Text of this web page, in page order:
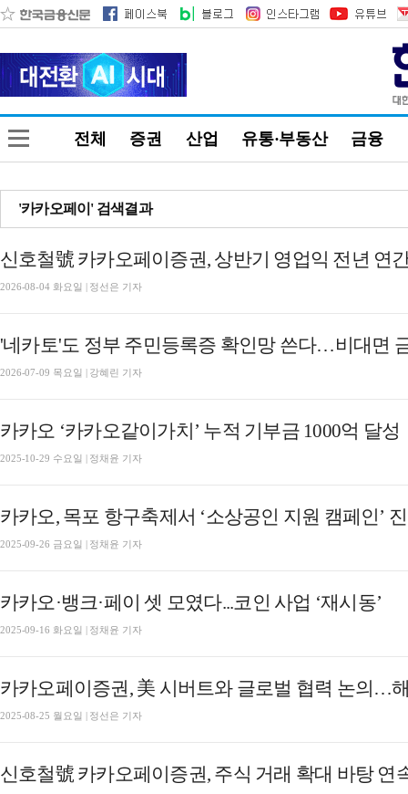
전체 증권 산업 유통·부동산 금융
'카카오페이' 검색결과
2026-08-04 화요일 | 정선은 기자
'네카토'도 정부 주민등록증 확인망 쓴다…비대면
2026-07-09 목요일 | 강혜린 기자
카카오 ‘카카오같이가치’ 누적 기부금 1000억 달성
2025-10-29 수요일 | 정채윤 기자
카카오, 목포 항구축제서 ‘소상공인 지원 캠페인’
2025-09-26 금요일 | 정채윤 기자
카카오·뱅크·페이 셋 모였다...코인 사업 ‘재시동’
2025-09-16 화요일 | 정채윤 기자
카카오페이증권, 美 시버트와 글로벌 협력 논의…
2025-08-25 월요일 | 정선은 기자